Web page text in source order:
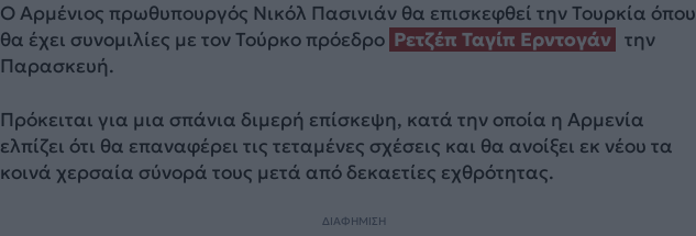
Ο Αρμένιος πρωθυπουργός Νικόλ Πασινιάν θα επισκεφθεί την Τουρκία όπου
θα έχει συνομιλίες με τον Τούρκο πρόεδρο Ρετζέπ Ταγίπ Ερντογάν την
Παρασκευή.
Πρόκειται για μια σπάνια διμερή επίσκεψη, κατά την οποία η Αρμενία
ελπίζει ότι θα επαναφέρει τις τεταμένες σχέσεις και θα ανοίξει εκ νέου τα
κοινά χερσαία σύνορά τους μετά από δεκαετίες εχθρότητας.
ΔΙΑΦΗΜΙΣΗ